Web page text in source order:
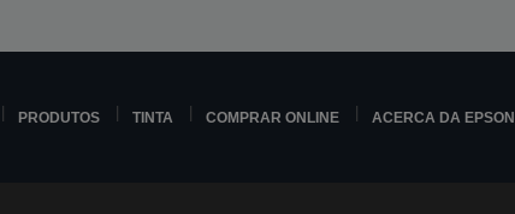
PRODUTOS TINTA COMPRAR ONLINE ACERCA DA EPSON